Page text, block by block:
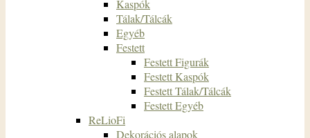
Kaspók
Tálak/Tálcák
Egyéb
Festett
Festett Figurák
Festett Kaspók
Festett Tálak/Tálcák
Festett Egyéb
ReLioFi
Dekorációs alapok